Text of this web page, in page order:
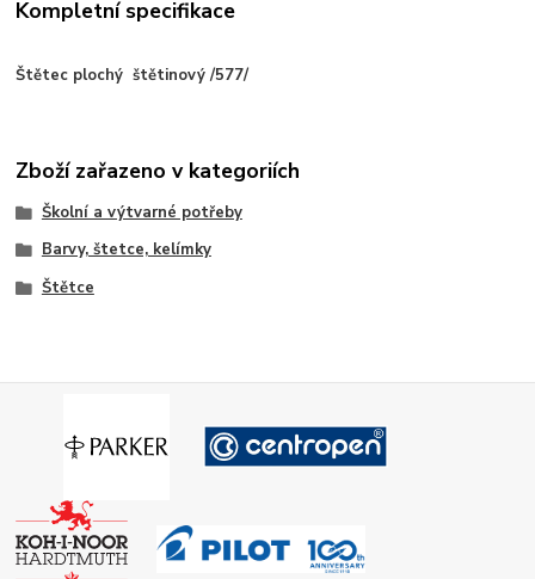
Kompletní specifikace
Štětec plochý štětinový /577/
Zboží zařazeno v kategoriích
Školní a výtvarné potřeby
Barvy, štetce, kelímky
Štětce